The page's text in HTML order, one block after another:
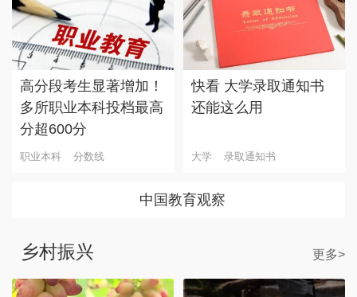
高分段考生显著增加！
多所职业本科投档最高
分超600分
职业本科 分数线
快看 大学录取通知书
还能这么用
大学 录取通知书
中国教育观察
乡村振兴 更多>